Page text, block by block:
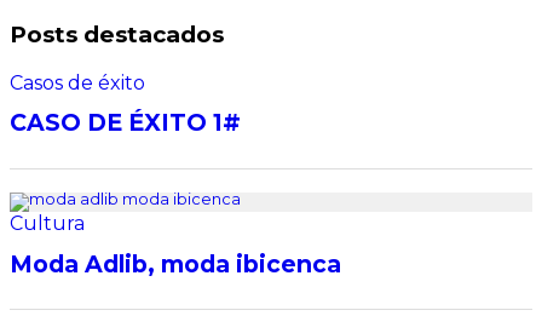
Posts destacados
Casos de éxito
CASO DE ÉXITO 1#
Cultura
Moda Adlib, moda ibicenca